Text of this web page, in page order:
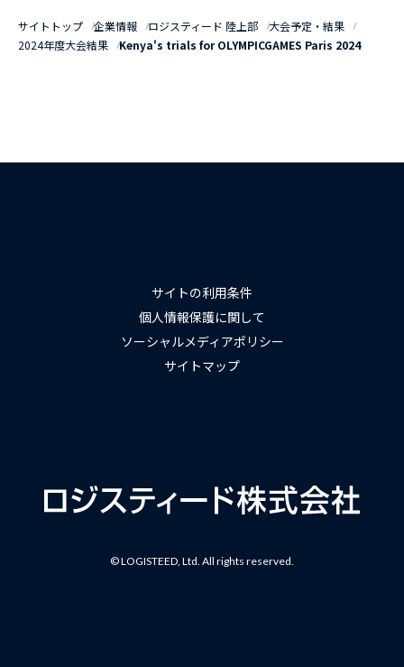
サイトトップ 企業情報 ロジスティード 陸上部
大会予定・結果
2024年度大会結果
Kenya's trials for OLYMPICGAMES Paris 2024
サイトの利用条件
個人情報保護に関して
ソーシャルメディアポリシー
サイトマップ
© LOGISTEED, Ltd. All rights reserved.